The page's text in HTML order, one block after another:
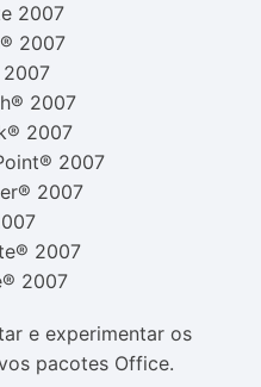
2007
2007
2007
2007
2007
2007
2007
2007
e experimentar os
pacotes Office.